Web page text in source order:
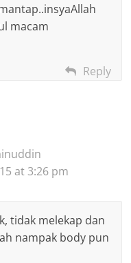
macam
Reply
at 3:26 pm
tidak melekap dan
nampak body pun